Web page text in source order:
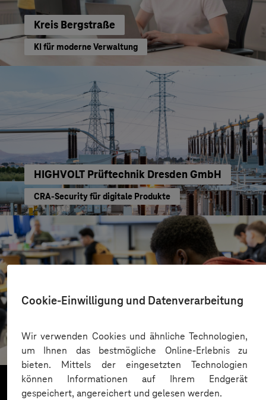
Cookie-Einwilligung und Datenverarbeitung
Wir verwenden Cookies und ähnliche Technologien,
um Ihnen das bestmögliche Online-Erlebnis zu
bieten. Mittels der eingesetzten Technologien
können Informationen auf Ihrem Endgerät
gespeichert, angereichert und gelesen werden.
Kreis Bergstraße
KI für moderne Verwaltung
HIGHVOLT Prüftechnik Dresden GmbH
CRA-Security für digitale Produkte
Mit KI Sprachbarrieren überwinden